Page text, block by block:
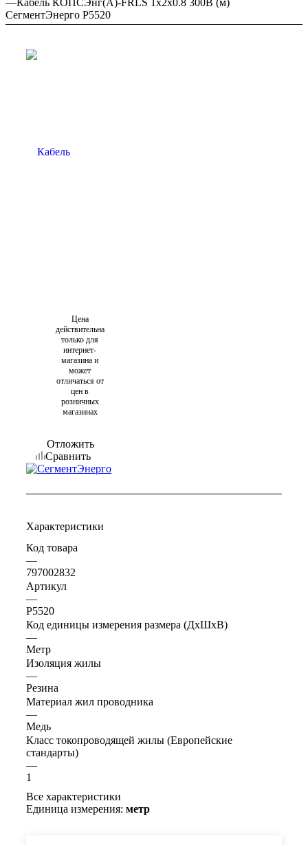
СегментЭнерго Р5520
Цена
действительна
только для
интернет-
магазина и
может
отличаться от
цен в
розничных
магазинах
Отложить
Сравнить
Характеристики
Код товара
—
797002832
Артикул
—
Р5520
Код единицы измерения размера (ДхШхВ)
—
Метр
Изоляция жилы
—
Резина
Материал жил проводника
—
Медь
Класс токопроводящей жилы (Европейские
стандарты)
—
1
Все характеристики
Единица измерения: метр